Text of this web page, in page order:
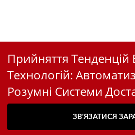
Прийняття Тенденцій
Технологій:
Розумні Системи
ЗВ'ЯЗАТИСЯ